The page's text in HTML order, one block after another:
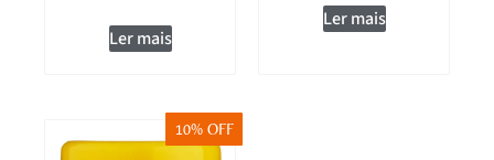
Ler mais
Ler mais
10% OFF